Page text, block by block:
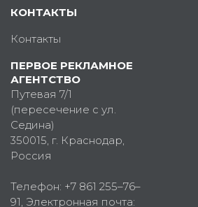
КОНТАКТЫ
Контакты
ПЕРВОЕ РЕКЛАМНОЕ
АГЕНТСТВО
Путевая 7/1
(пересечение с ул.
Седина)
350015, г. Краснодар,
Россия
Телефон: +7 861 255–76–
91, Электронная почта: